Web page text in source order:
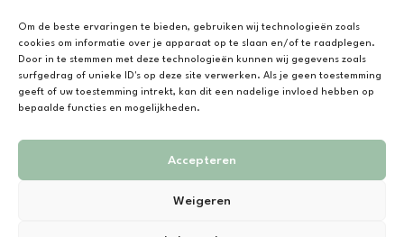
Om de beste ervaringen te bieden, gebruiken wij technologieën zoals
cookies om informatie over je apparaat op te slaan en/of te raadplegen.
Door in te stemmen met deze technologieën kunnen wij gegevens zoals
surfgedrag of unieke ID's op deze site verwerken. Als je geen toestemming
geeft of uw toestemming intrekt, kan dit een nadelige invloed hebben op
bepaalde functies en mogelijkheden.
Accepteren
Weigeren
BTW:
NL001785467B84
IBAN:NL75KNAB0406694044
Dhoortje Atelier is open, je bent
welkom! Niet aanwezig? App/bel
Ontwerp & Ontwikkeling doorNovinem Mediain opdracht van
Janneke Heetkamp